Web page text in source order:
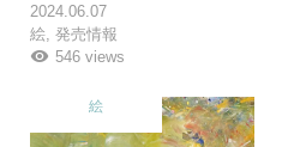
2024.06.07
絵, 発売情報
546 views
絵